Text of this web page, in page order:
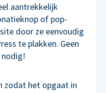
aantrekkelijk
of pop-
door ze eenvoudig
te plakken. Geen
zodat het opgaat in